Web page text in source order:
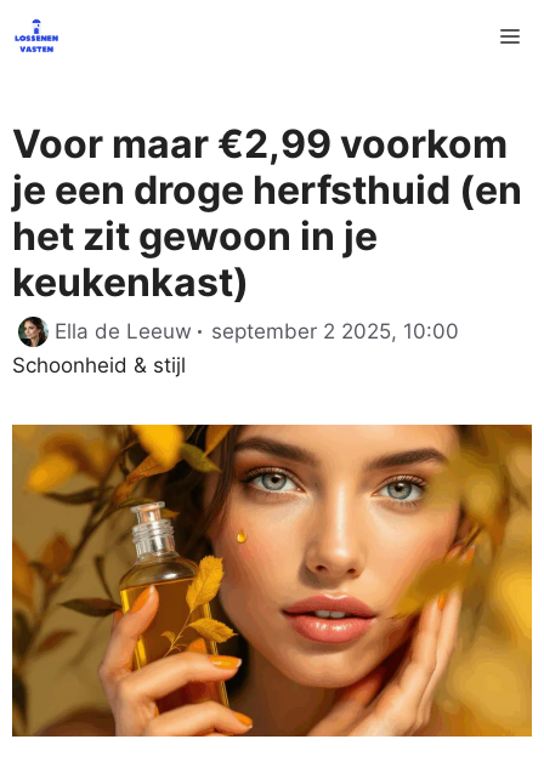
naar
Voor maar €2,99 voorkom
je een droge herfsthuid (en
het zit gewoon in je
keukenkast)
Ella de Leeuw september 2 2025, 10:00
Schoonheid & stijl